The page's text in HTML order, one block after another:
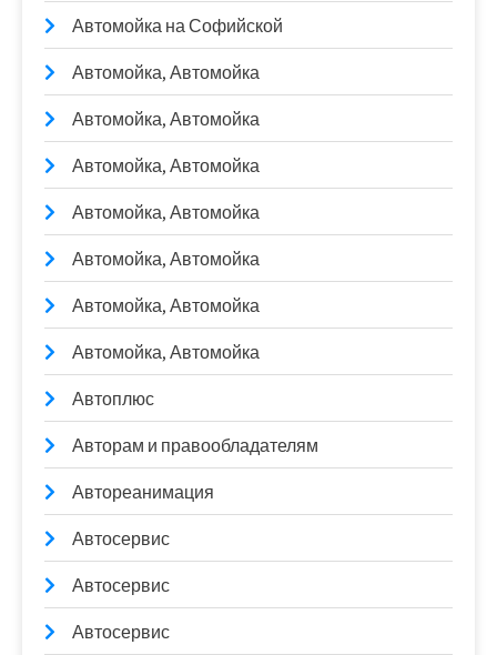
Автомойка на Софийской
Автомойка, Автомойка
Автомойка, Автомойка
Автомойка, Автомойка
Автомойка, Автомойка
Автомойка, Автомойка
Автомойка, Автомойка
Автомойка, Автомойка
Автоплюс
Авторам и правообладателям
Автореанимация
Автосервис
Автосервис
Автосервис